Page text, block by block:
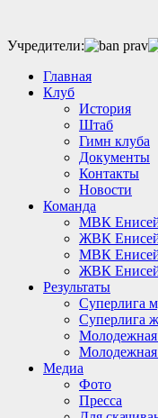
Учредители:
Главная
Клуб
История
Штаб
Гимн клуба
Документы
Контакты
Новости
Команда
МВК
ЖВК
МВК
ЖВК
Результаты
Суперлига
Суперлига
Медиа
Фото
Пресса